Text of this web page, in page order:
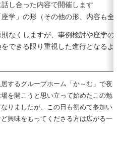
し合った内容で開催します
学」の形（その他の形、内容も全
なくしますが、事例検討や座学の
できる限り重視した進行となるよ
するグループホーム「か～む」で夜
を開こうと思い立って始めたこの勉
りましたが、この日も初めて参加い
興味をもってくださる方は広がる一